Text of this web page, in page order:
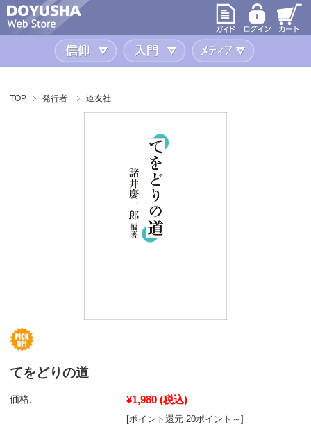
信仰 入門
TOP 発行者 道友社
てをどりの道
価格: ¥1,980 (税込)
[ポイント還元 20ポイント～]